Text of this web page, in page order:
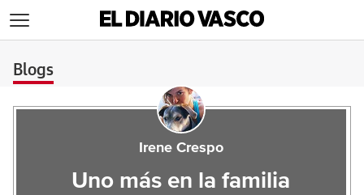
Blogs
Irene Crespo
Uno más en la familia